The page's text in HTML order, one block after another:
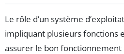
Le rôle d’un système
impliquant plusieurs fonctions
assurer le bon fonctionnement